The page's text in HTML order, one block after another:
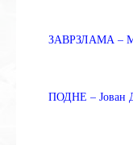
ЗАВРЗЛАМА –
ПОДНЕ – Јован